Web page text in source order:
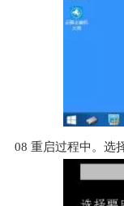
08 重启过程中。选